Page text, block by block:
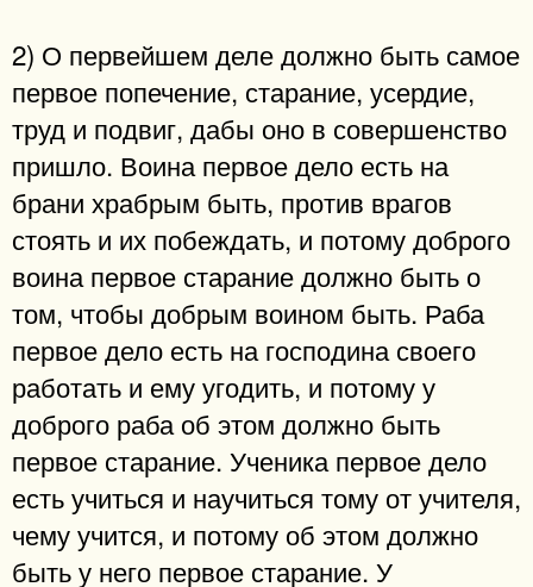
2) О первейшем деле должно быть самое
первое попечение, старание, усердие,
труд и подвиг, дабы оно в совершенство
пришло. Воина первое дело есть на
брани храбрым быть, против врагов
стоять и их побеждать, и потому доброго
воина первое старание должно быть о
том, чтобы добрым воином быть. Раба
первое дело есть на господина своего
работать и ему угодить, и потому у
доброго раба об этом должно быть
первое старание. Ученика первое дело
есть учиться и научиться тому от учителя,
чему учится, и потому об этом должно
быть у него первое старание. У